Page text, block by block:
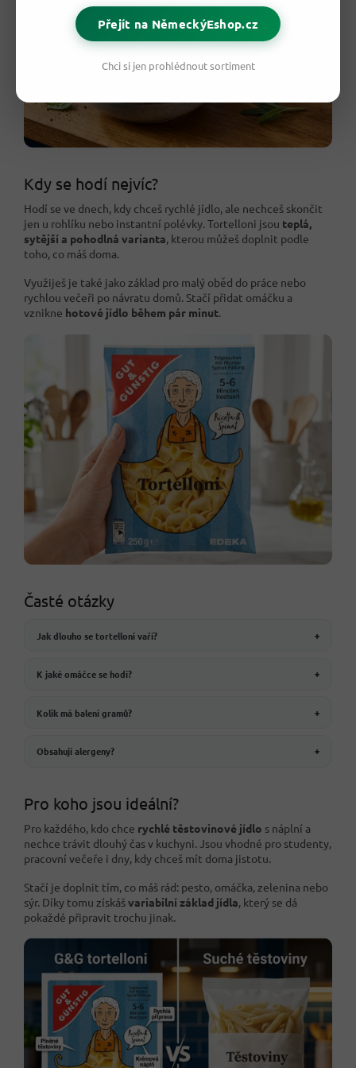
Přejít na NěmeckýEshop.cz
Chci si jen prohlédnout sortiment
Kdy se hodí nejvíc?
Hodí se ve dnech, kdy chceš rychlé jídlo, ale nechceš skončit
jen u rohlíku nebo instantní polévky. Tortelloni jsou teplá,
sytější a pohodlná varianta, kterou můžeš doplnit podle
toho, co máš doma.
Využiješ je také jako základ pro malý oběd do práce nebo
rychlou večeři po návratu domů. Stačí přidat omáčku a
vznikne hotové jídlo během pár minut.
Časté otázky
Jak dlouho se tortelloni vaří? +
K jaké omáčce se hodí? +
Kolik má balení gramů? +
Obsahují alergeny? +
Pro koho jsou ideální?
Pro každého, kdo chce rychlé těstovinové jídlo s náplní a
nechce trávit dlouhý čas v kuchyni. Jsou vhodné pro studenty,
pracovní večeře i dny, kdy chceš mít doma jistotu.
Stačí je doplnit tím, co máš rád: pesto, omáčka, zelenina nebo
sýr. Díky tomu získášvariabilní základ jídla, který se dá
pokaždé připravit trochu jinak.